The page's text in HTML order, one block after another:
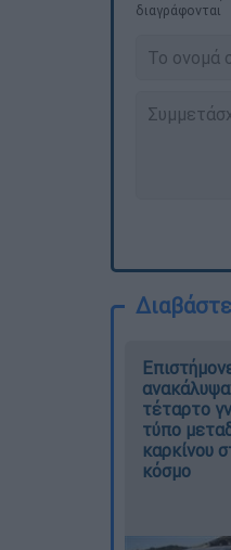
διαγράφονται
τέταρτο
τύπο
καρκίνου
κόσμο